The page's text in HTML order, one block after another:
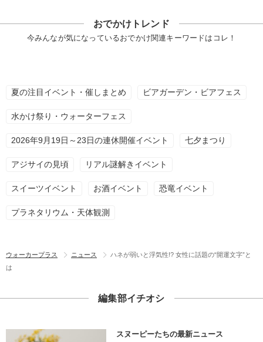
おでかけトレンド
今みんなが気になっているおでかけ関連キーワードはコレ！
夏の注目イベント・催しまとめ ビアガーデン・ビアフェス
水かけ祭り・ウォーターフェス
2026年9月19日～23日の連休開催イベント 七夕まつり
アジサイの見頃 リアル謎解きイベント
スイーツイベント お酒イベント 恐竜イベント
プラネタリウム・天体観測
ウォーカープラス ニュース
ハネが弱いと浮気性!? 女性に話題の“開運文字”と
は
編集部イチオシ
スヌーピーたちの最新ニュース